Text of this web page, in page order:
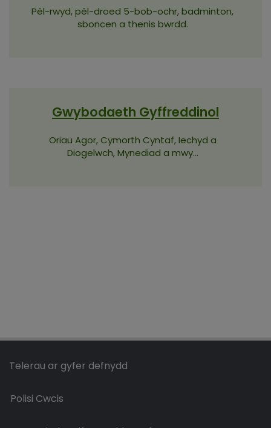
Pêl-rwyd, pêl-droed 5-bob-ochr, badminton,
sboncen a thenis bwrdd.
Gwybodaeth Gyffreddinol
Oriau Agor, Cymorth Cyntaf, Iechyd a
Diogelwch, Mynediad a mwy...
Telerau ar gyfer defnydd
Polisi Cwcis